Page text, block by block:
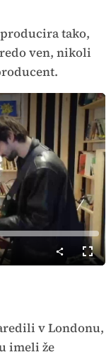
tako,
ven, nikoli
način
v Londonu,
imeli že